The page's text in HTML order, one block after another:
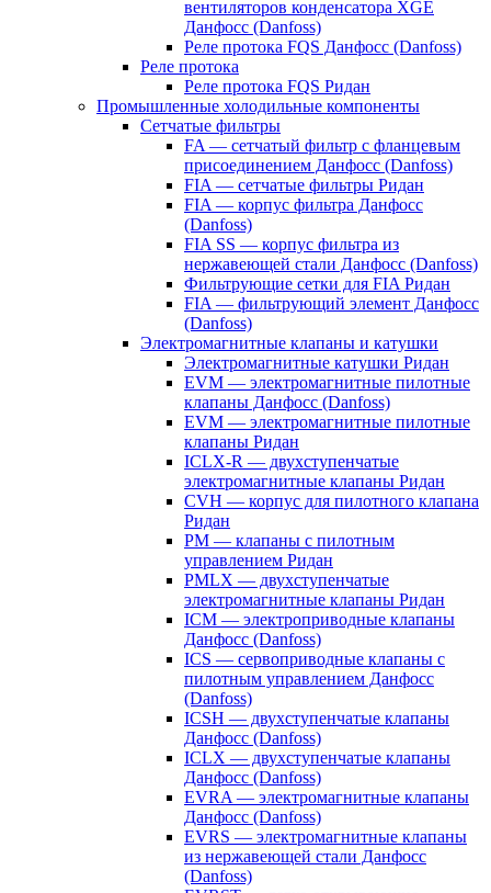
вентиляторов конденсатора XGE
Данфосс (Danfoss)
Реле протока FQS Данфосс (Danfoss)
Реле протока
Реле протока FQS Ридан
Промышленные холодильные компоненты
Сетчатые фильтры
FA — сетчатый фильтр с фланцевым
присоединением Данфосс (Danfoss)
FIA — сетчатые фильтры Ридан
FIA — корпус фильтра Данфосс
(Danfoss)
FIA SS — корпус фильтра из
нержавеющей стали Данфосс (Danfoss)
Фильтрующие сетки для FIA Ридан
FIA — фильтрующий элемент Данфосс
(Danfoss)
Электромагнитные клапаны и катушки
Электромагнитные катушки Ридан
EVM — электромагнитные пилотные
клапаны Данфосс (Danfoss)
EVM — электромагнитные пилотные
клапаны Ридан
ICLX-R — двухступенчатые
электромагнитные клапаны Ридан
CVH — корпус для пилотного клапана
Ридан
PM — клапаны с пилотным
управлением Ридан
PMLX — двухступенчатые
электромагнитные клапаны Ридан
ICM — электроприводные клапаны
Данфосс (Danfoss)
ICS — сервоприводные клапаны с
пилотным управлением Данфосс
(Danfoss)
ICSH — двухступенчатые клапаны
Данфосс (Danfoss)
ICLX — двухступенчатые клапаны
Данфосс (Danfoss)
EVRA — электромагнитные клапаны
Данфосс (Danfoss)
EVRS — электромагнитные клапаны
из нержавеющей стали Данфосс
(Danfoss)